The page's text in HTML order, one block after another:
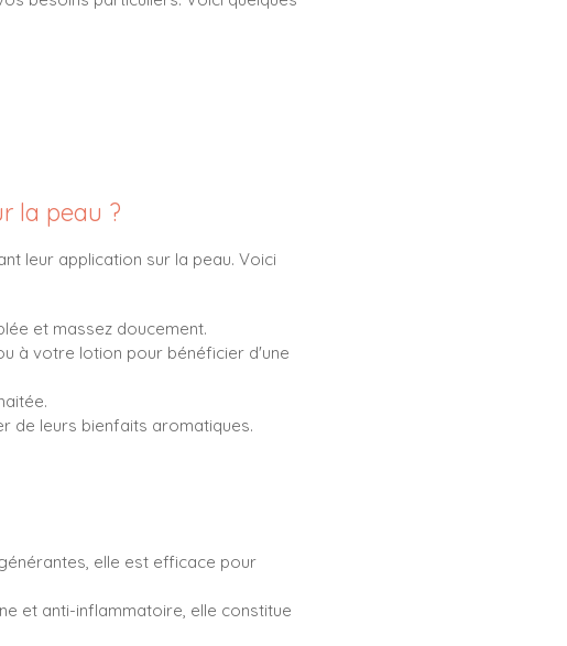
la peau ?
leur application sur la peau. Voici
et massez doucement.
à votre lotion pour bénéficier d'une
de leurs bienfaits aromatiques.
elle est efficace pour
et anti-inflammatoire, elle constitue